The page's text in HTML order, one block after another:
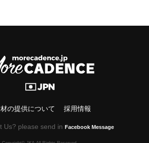
の提供について 採用情報
Us? please send in Facebook Message